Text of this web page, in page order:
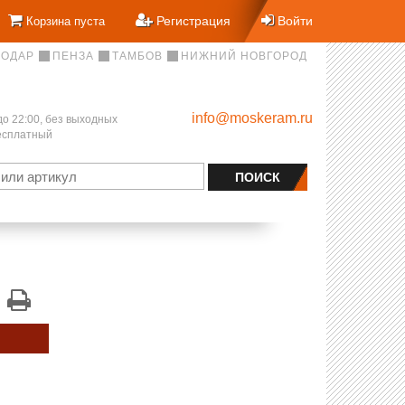
Корзина пуста Регистрация Войти
ПЕНЗА ТАМБОВ
НИЖНИЙ НОВГОРОД
22:00, без выходных
info@moskeram.ru